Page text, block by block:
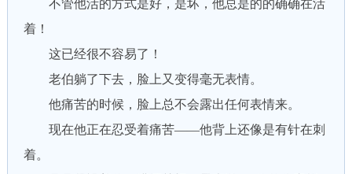
不管他活的方式是好，是坏，他总是的的确确在活
着！
这已经很不容易了！
老伯躺了下去，脸上又变得毫无表情。
他痛苦的时候，脸上总不会露出任何表情来。
现在他正在忍受着痛苦——他背上还像是有针在刺
着。